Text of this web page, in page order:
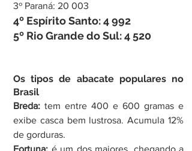
3º Paraná: 20 003
4º Espírito Santo: 4 992
5º Rio Grande do Sul: 4 520
Os tipos de abacate populares no
Brasil
Breda: tem entre 400 e 600 gramas e
exibe casca bem lustrosa. Acumula 12%
de gorduras.
Fortuna: é um dos maiores, chegando a